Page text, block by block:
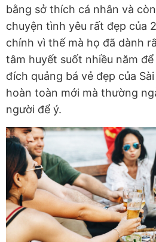
bằng sở thích cá nhân và
chuyện tình yêu rất đẹp của
chính vì thế mà họ đã dành
tâm huyết suốt nhiều năm
đích quảng bá vẻ đẹp của
hoàn toàn mới mà thường
người để ý.